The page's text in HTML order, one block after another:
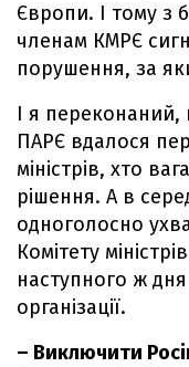
Європи. І тому з
членам КМРЄ
порушення, за
І я переконаний,
ПАРЄ вдалося
міністрів, хто
рішення. А в
одноголосно
Комітету
наступного ж
організації.
– Виключити